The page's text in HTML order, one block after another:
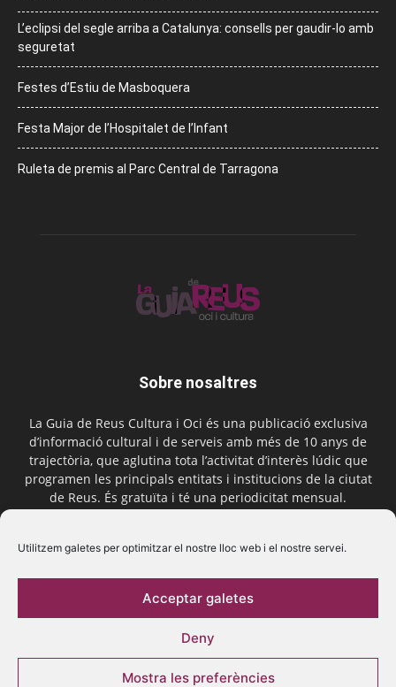
Utilitzem galetes per optimitzar el nostre lloc web i el nostre servei.
Acceptar galetes
Deny
Mostra les preferències
L’eclipsi del segle arriba a Catalunya: consells per gaudir-lo amb
seguretat
Festes d’Estiu de Masboquera
Festa Major de l’Hospitalet de l’Infant
Ruleta de premis al Parc Central de Tarragona
Sobre nosaltres
La Guia de Reus Cultura i Oci és una publicació exclusiva
d’informació cultural i de serveis amb més de 10 anys de
trajectòria, que aglutina tota l’activitat d’interès lúdic que
programen les principals entitats i institucions de la ciutat
de Reus. És gratuïta i té una periodicitat mensual.
Segueix-nos